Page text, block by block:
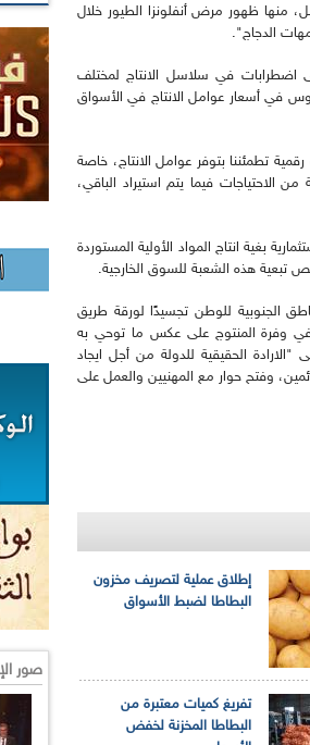
منها ظهور مرض أنفلونزا الطيور خلال
الدجاج".
زادت من تداعيات وباء كوفيد-19، مما أدى إلى اضطرابات في سلاسل الانتاج لمختلف
في أسعار عوامل الانتاج في الأسواق
تطمئننا بتوفر عوامل الانتاج، خاصة
الأمهات على مستوى السوق الوطنية، التي تغطي 30 بالمائة من الاحتياجات فيما يتم استيراد الباقي،
بغية انتاج المواد الأولية المستوردة
تبعية هذه الشعبة للسوق الخارجية.
الجنوبية للوطن تجسيدًا لورقة طريق
تسجيل أي نقص في وفرة المنتوج على عكس ما توحي به
الحقيقية للدولة من أجل ايجاد
وفتح حوار مع المهنيين والعمل على
إطلاق عملية لتصريف مخزون
البطاطا لضبط الأسواق
تفريغ كميات معتبرة من
البطاطا المخزنة لخفض
صور